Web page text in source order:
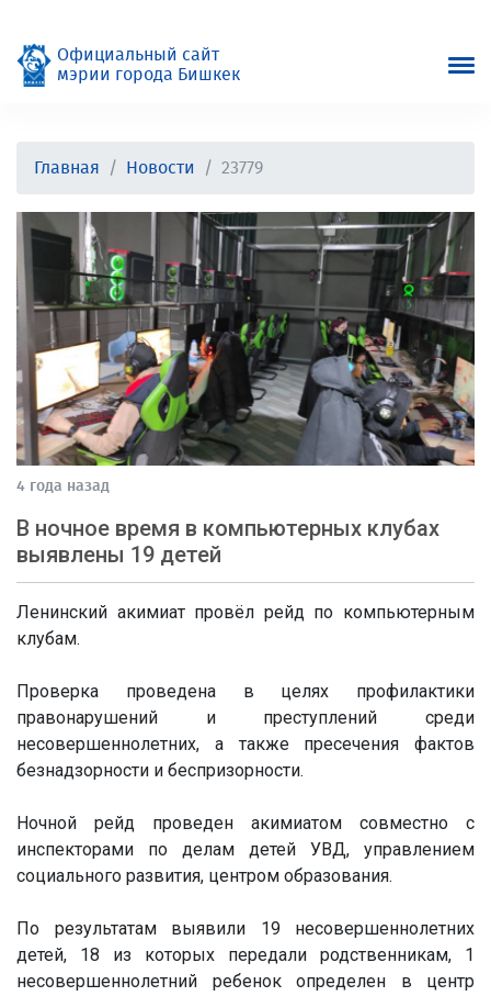
Официальный сайт
мэрии города Бишкек
Главная Новости 23779
4 года назад
В ночное время в компьютерных клубах
выявлены 19 детей
Ленинский акимиат провёл рейд по компьютерным
клубам.
Проверка проведена в целях профилактики
правонарушений и преступлений среди
несовершеннолетних, а также пресечения фактов
безнадзорности и беспризорности.
Ночной рейд проведен акимиатом совместно с
инспекторами по делам детей УВД, управлением
социального развития, центром образования.
По результатам выявили 19 несовершеннолетних
детей, 18 из которых передали родственникам, 1
несовершеннолетний ребенок определен в центр